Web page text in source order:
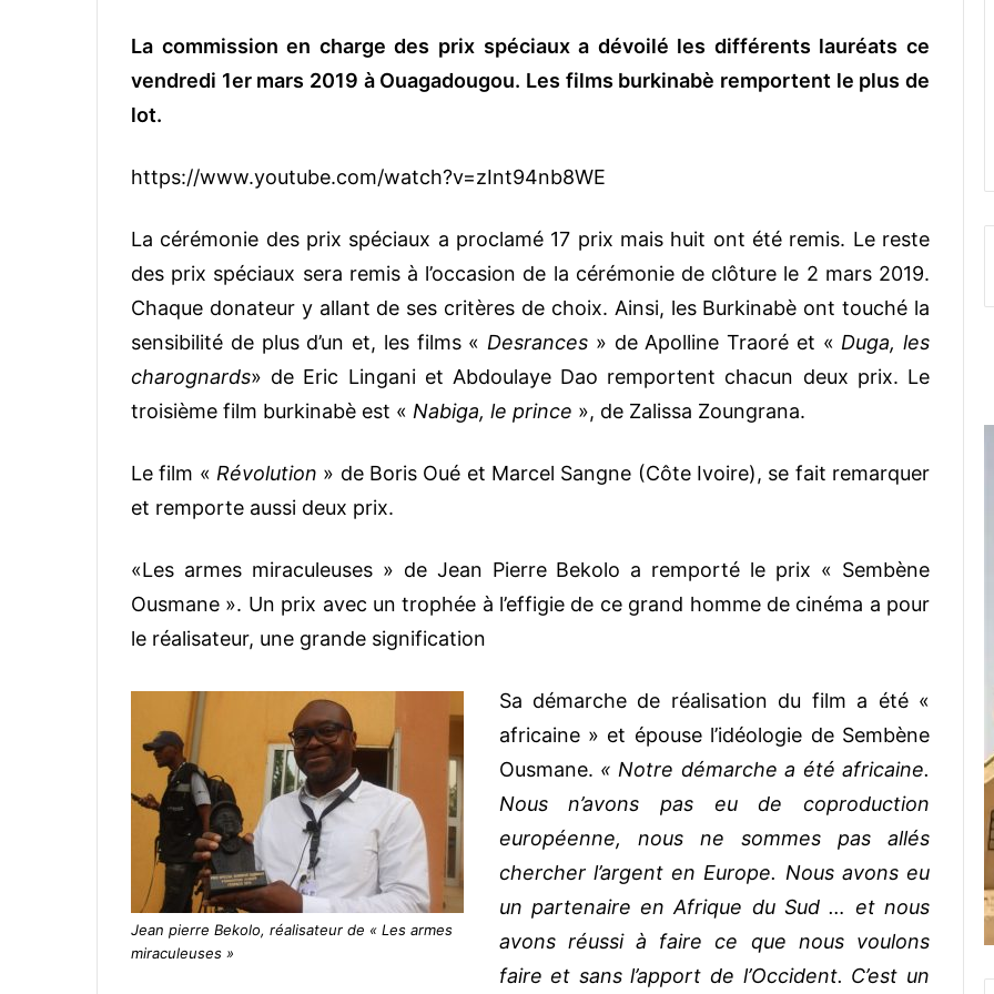
La commission en charge des prix spéciaux a dévoilé les différents lauréats ce
vendredi 1er mars 2019 à Ouagadougou. Les films burkinabè remportent le plus de
lot.
https://www.youtube.com/watch?v=zInt94nb8WE
La cérémonie des prix spéciaux a proclamé 17 prix mais huit ont été remis. Le reste
des prix spéciaux sera remis à l’occasion de la cérémonie de clôture le 2 mars 2019.
Chaque donateur y allant de ses critères de choix. Ainsi, les Burkinabè ont touché la
sensibilité de plus d’un et, les films « Desrances » de Apolline Traoré et « Duga, les
charognards» de Eric Lingani et Abdoulaye Dao remportent chacun deux prix. Le
troisième film burkinabè est « Nabiga, le prince », de Zalissa Zoungrana.
Le film « Révolution » de Boris Oué et Marcel Sangne (Côte Ivoire), se fait remarquer
et remporte aussi deux prix.
«Les armes miraculeuses » de Jean Pierre Bekolo a remporté le prix « Sembène
Ousmane ». Un prix avec un trophée à l’effigie de ce grand homme de cinéma a pour
le réalisateur, une grande signification
Jean pierre Bekolo, réalisateur de « Les armes
miraculeuses »
Sa démarche de réalisation du film a été «
africaine » et épouse l’idéologie de Sembène
Ousmane. « Notre démarche a été africaine.
Nous n’avons pas eu de coproduction
européenne, nous ne sommes pas allés
chercher l’argent en Europe. Nous avons eu
un partenaire en Afrique du Sud … et nous
avons réussi à faire ce que nous voulons
faire et sans l’apport de l’Occident. C’est un